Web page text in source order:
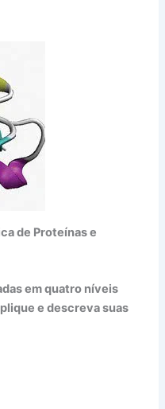
de Proteínas e
em quatro níveis
e descreva suas